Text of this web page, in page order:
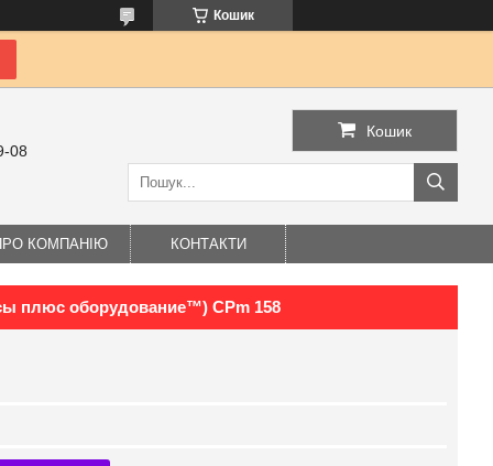
Кошик
08
Кошик
КОМПАНІЮ КОНТАКТИ
плюс оборудование™) CPm 158